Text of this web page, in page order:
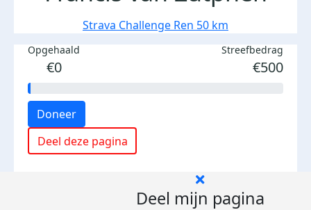
Strava Challenge Ren 50 km
Opgehaald
€0
Streefbedrag
€500
Doneer
Deel deze pagina
Deel mijn pagina